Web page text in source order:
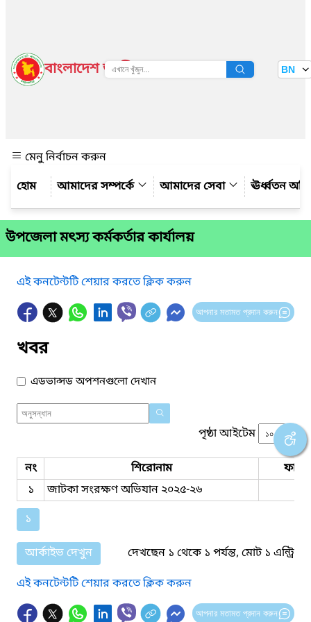
বাংলাদেশ জাতীয় তথ্য বাতায়ন BN
মেনু নির্বাচন করুন
আমাদের সম্পর্কে
আমাদের সেবা ঊর্ধ্বতন
উপজেলা মৎস্য কর্মকর্তার কার্যালয়
এই কনটেন্টটি শেয়ার করতে ক্লিক করুন
আপনার মতামত প্রদান করুন
খবর
এডভান্সড অপশনগুলো দেখান
পৃষ্ঠা আইটেম
নং শিরোনাম
ফাইল
১
জাটকা সংরক্ষণ অভিযান ২০২৫-২৬
১
আর্কাইভ দেখুন
দেখছেন ১ থেকে ১ পর্যন্ত, মোট ১ এন্ট্রি
এই কনটেন্টটি শেয়ার করতে ক্লিক করুন
আপনার মতামত প্রদান করুন